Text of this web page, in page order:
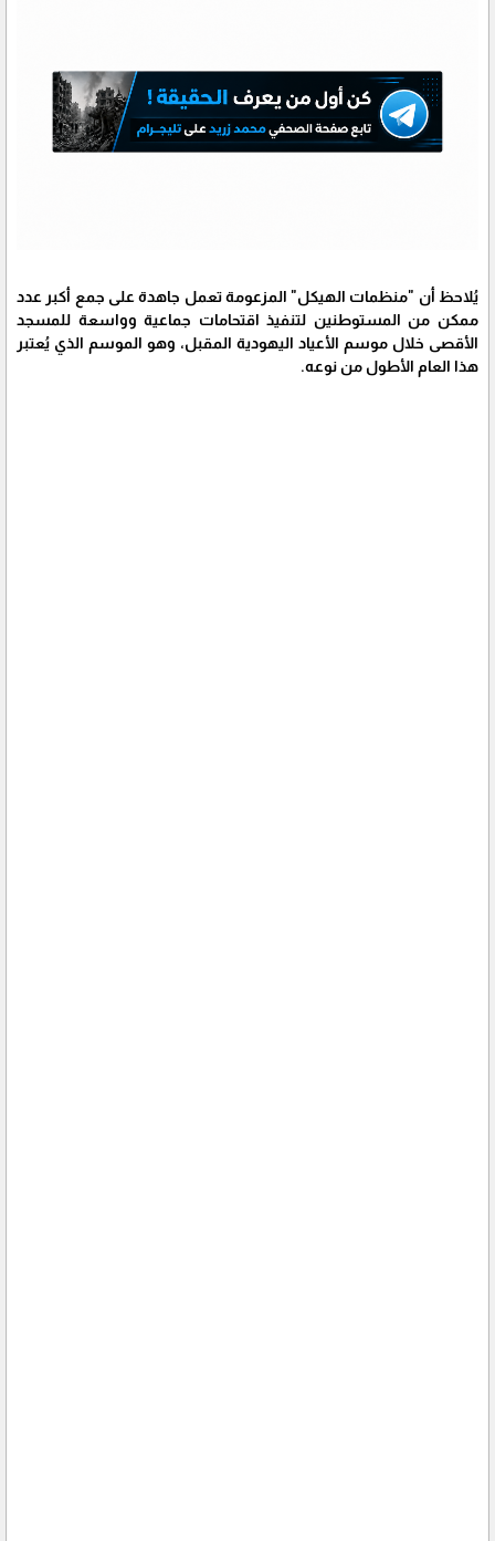
يُلاحظ أن "منظمات الهيكل" المزعومة تعمل جاهدة على جمع أكبر عدد
ممكن من المستوطنين لتنفيذ اقتحامات جماعية وواسعة للمسجد
الأقصى خلال موسم الأعياد اليهودية المقبل، وهو الموسم الذي يُعتبر
هذا العام الأطول من نوعه.